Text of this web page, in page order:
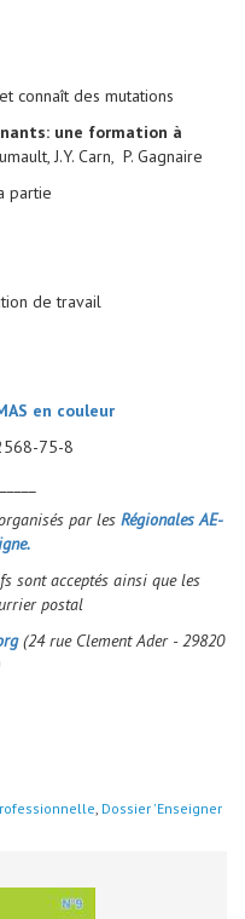
connaît des mutations
une formation à
J.Y. Carn, P. Gagnaire
partie
de travail
en couleur
75-8
par les Régionales AE-
sont acceptés ainsi que les
postal
(24 rue Clement Ader - 29820
, Dossier 'Enseigner